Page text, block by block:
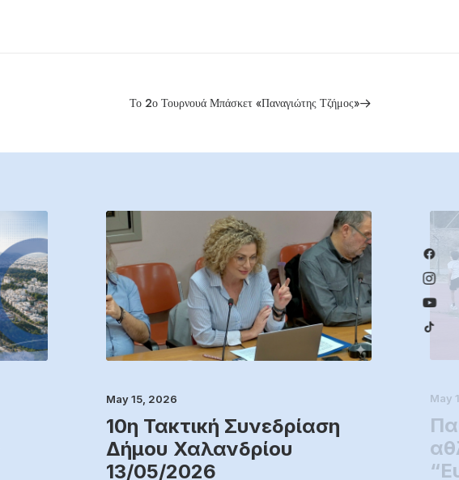
Το 2ο Τουρνουά Μπάσκετ «Παναγιώτης Τζήμος»
May 15, 2026
10η Τακτική Συνεδρίαση
Δήμου Χαλανδρίου
13/05/2026
May